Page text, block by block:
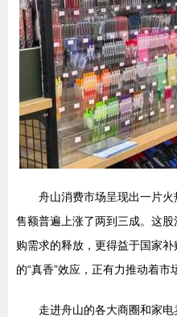
舟山消费市场呈现出一片
售额普遍上涨了两到三成。这
购需求的释放，更得益于国家
的“真香”效应，正有力推动着市
走进舟山的各大商圈和家